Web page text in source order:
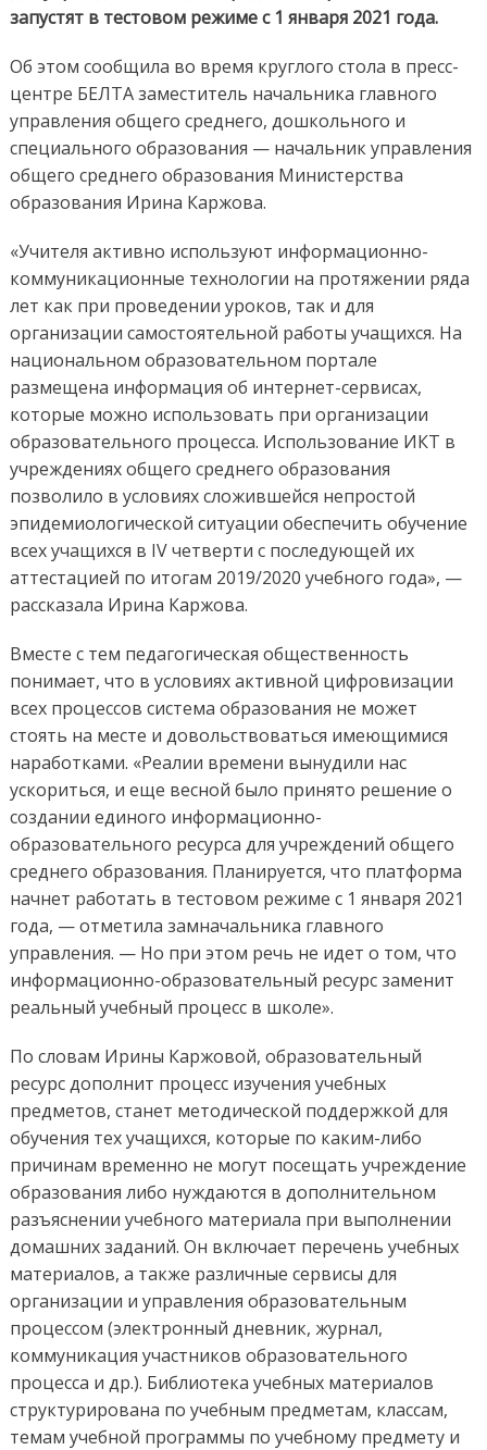
запустят в тестовом режиме с 1 января 2021 года.
Об этом сообщила во время круглого стола в пресс-
центре БЕЛТА заместитель начальника главного
управления общего среднего, дошкольного и
специального образования — начальник управления
общего среднего образования Министерства
образования Ирина Каржова.
«Учителя активно используют информационно-
коммуникационные технологии на протяжении ряда
лет как при проведении уроков, так и для
организации самостоятельной работы учащихся. На
национальном образовательном портале
размещена информация об интернет-сервисах,
которые можно использовать при организации
образовательного процесса. Использование ИКТ в
учреждениях общего среднего образования
позволило в условиях сложившейся непростой
эпидемиологической ситуации обеспечить обучение
всех учащихся в IV четверти с последующей их
аттестацией по итогам 2019/2020 учебного года», —
рассказала Ирина Каржова.
Вместе с тем педагогическая общественность
понимает, что в условиях активной цифровизации
всех процессов система образования не может
стоять на месте и довольствоваться имеющимися
наработками. «Реалии времени вынудили нас
ускориться, и еще весной было принято решение о
создании единого информационно-
образовательного ресурса для учреждений общего
среднего образования. Планируется, что платформа
начнет работать в тестовом режиме с 1 января 2021
года, — отметила замначальника главного
управления. — Но при этом речь не идет о том, что
информационно-образовательный ресурс заменит
реальный учебный процесс в школе».
По словам Ирины Каржовой, образовательный
ресурс дополнит процесс изучения учебных
предметов, станет методической поддержкой для
обучения тех учащихся, которые по каким-либо
причинам временно не могут посещать учреждение
образования либо нуждаются в дополнительном
разъяснении учебного материала при выполнении
домашних заданий. Он включает перечень учебных
материалов, а также различные сервисы для
организации и управления образовательным
процессом (электронный дневник, журнал,
коммуникация участников образовательного
процесса и др.). Библиотека учебных материалов
структурирована по учебным предметам, классам,
темам учебной программы по учебному предмету и